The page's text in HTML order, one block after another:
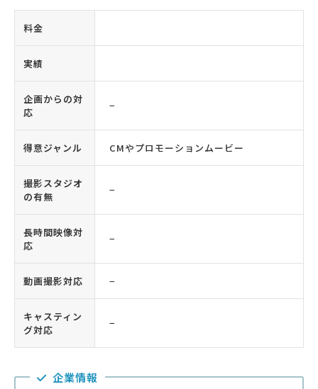
料金
実績
企画からの対
応
−
得意ジャンル CMやプロモーションムービー
撮影スタジオ
の有無
−
長時間映像対
応
−
動画撮影対応 −
キャスティン
グ対応
−
企業情報